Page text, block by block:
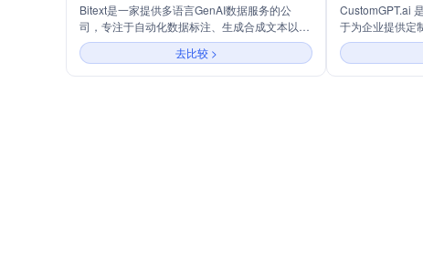
Bitext是一家提供多语言GenAI数据服务的公
司，专注于自动化数据标注、生成合成文本以及
垂直化大型语言模型（LLMs）在20多个领域的
应用，包括客户服务和在线销售。公司通过混合
数据集技术，结合合成文本生成和专家审核，为
去比较 >
CustomGPT.ai
于为企业提供定
通过先进的大型
企业独有的内容
务和研究支持，